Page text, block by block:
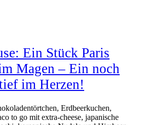
Ein Stück Paris
Magen – Ein noch
im Herzen!
Erdbeerkuchen,
to go mit extra-cheese, japanische